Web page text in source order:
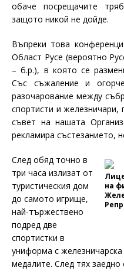
обаче посрещачите
защото никой не дойде.
Въпреки това
Област Русе (вероятно
– б.р.), в която се
Със съжаление и
разочарование между
спортисти и железничари,
съвет на нашата
рекламира състезанието,
на
След обяд точно в
три часа излизат от
туристическия дом
до самото игрище,
най-тържествено
подред две
спортистки в
униформа с
медалите. След тях